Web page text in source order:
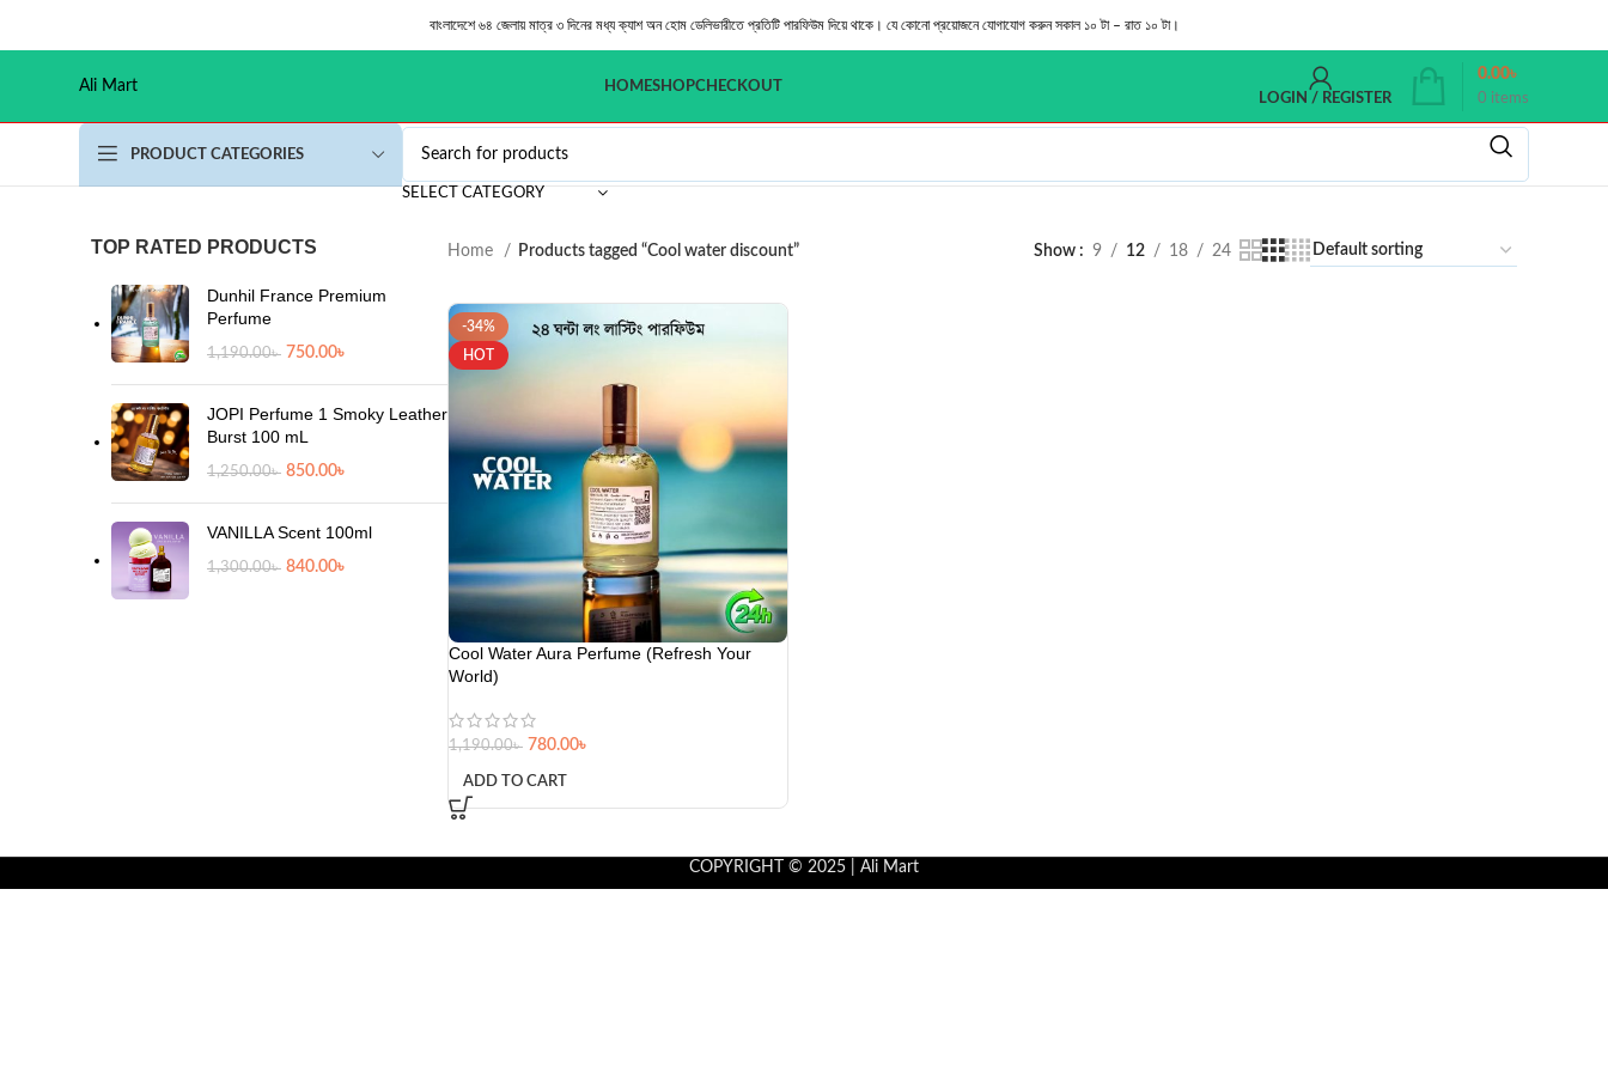
বাংলাদেশে ৬৪ জেলায় মাত্র ৩ দিনের মধ্য ক্যাশ অন হোম ডেলিভারীতে প্রতিটি পারফিউম দিয়ে থাকে। যে কোনো প্রয়োজনে যোগাযোগ করুন সকাল ১০ টা – রাত ১০ টা।
Ali Mart HOMESHOPCHECKOUT
LOGIN / REGISTER
0 items
0.00৳
PRODUCT CATEGORIES
SELECT CATEGORY
TOP RATED PRODUCTS
Dunhil France Premium
Perfume
1,190.00৳ 750.00৳
JOPI Perfume 1 Smoky Leather
Burst 100 mL
1,250.00৳ 850.00৳
VANILLA Scent 100ml
1,300.00৳ 840.00৳
Home Products tagged “Cool water discount” Show 9 12 18 24
-34%
HOT
Cool Water Aura Perfume (Refresh Your
World)
1,190.00৳ 780.00৳
ADD TO CART
COPYRIGHT © 2025 | Ali Mart